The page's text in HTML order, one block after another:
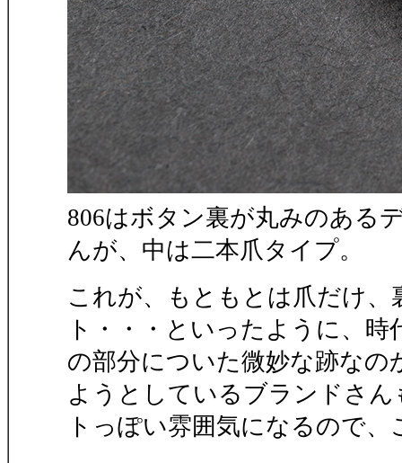
806はボタン裏が丸みのある
んが、中は二本爪タイプ。
これが、もともとは爪だけ
ト・・・といったように、
の部分についた微妙な跡な
ようとしているブランドさ
トっぽい雰囲気になるので